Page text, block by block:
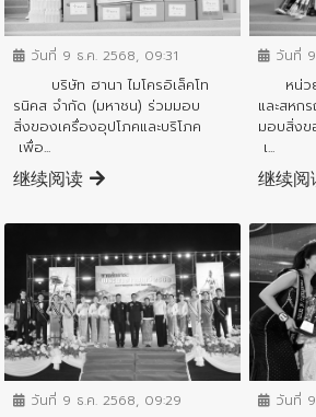
ข่าวประชาสัมพันธ์
วันที่ 9 ธ.ค. 2568, 09:31
บริษัท ฮานา ไมโครอิเล็คโท
รนิคส จำกัด (มหาชน) ร่วมมอบ
สิ่งของเครื่องอุปโภคและบริโภค
เพื่อ...
继续阅读
ข่าวประ
วันที่
หน่วย
และสหก
มอบสิ่งข
เ...
继续阅
ข่าวประชาสัมพันธ์
วันที่ 9 ธ.ค. 2568, 09:29
ข่าวปร
วันที่